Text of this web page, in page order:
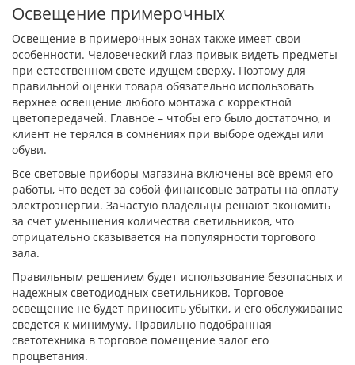
Освещение примерочных
Освещение в примерочных зонах также имеет свои
особенности. Человеческий глаз привык видеть предметы
при естественном свете идущем сверху. Поэтому для
правильной оценки товара обязательно использовать
верхнее освещение любого монтажа с корректной
цветопередачей. Главное – чтобы его было достаточно, и
клиент не терялся в сомнениях при выборе одежды или
обуви.
Все световые приборы магазина включены всё время его
работы, что ведет за собой финансовые затраты на оплату
электроэнергии. Зачастую владельцы решают экономить
за счет уменьшения количества светильников, что
отрицательно сказывается на популярности торгового
зала.
Правильным решением будет использование безопасных и
надежных светодиодных светильников. Торговое
освещение не будет приносить убытки, и его обслуживание
сведется к минимуму. Правильно подобранная
светотехника в торговое помещение залог его
процветания.